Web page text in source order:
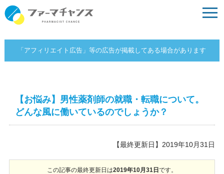
「アフィリエイト広告」等の広告が掲載してある場合があります
【お悩み】男性薬剤師の就職・転職について。
どんな風に働いているのでしょうか？
【最終更新日】2019年10月31日
この記事の最終更新日は2019年10月31日です。